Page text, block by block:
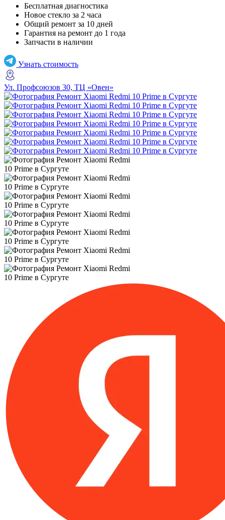
Бесплатная диагностика
Новое стекло за 2 часа
Общий ремонт за 10 дней
Гарантия на ремонт до 1 года
Запчасти в наличии
Узнать стоимость
Ул. Профсоюзов 30, ТЦ «Овен»